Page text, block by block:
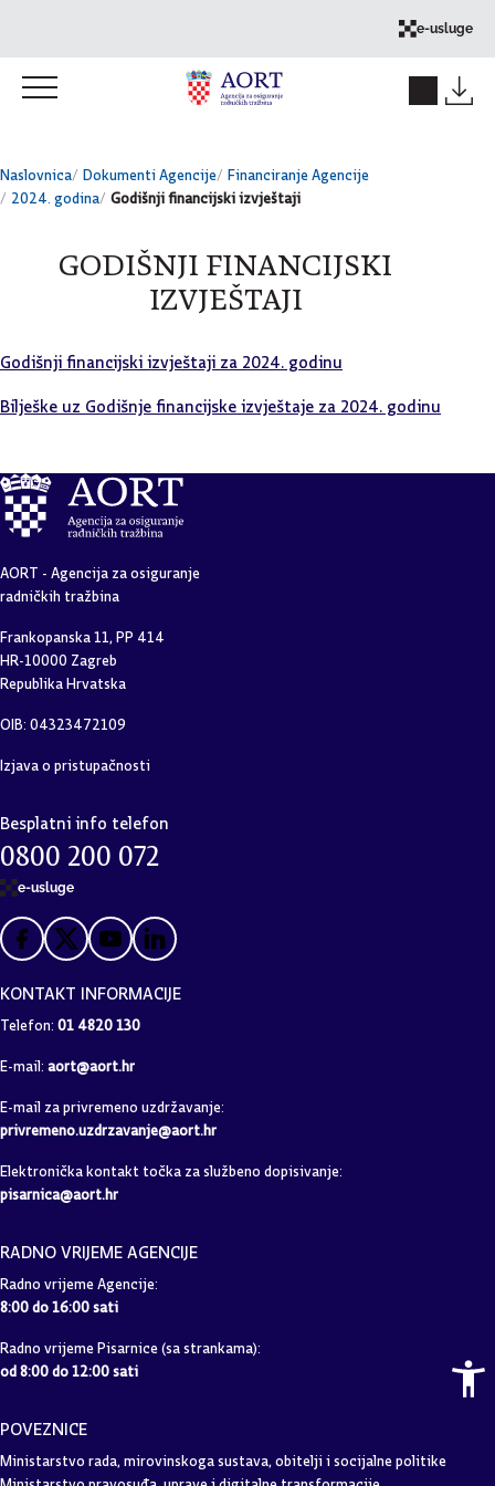
e-usluge
Naslovnica Dokumenti Agencije
Financiranje Agencije
2024. godina
Godišnji financijski izvještaji
GODIŠNJI FINANCIJSKI
IZVJEŠTAJI
Godišnji financijski izvještaji za 2024. godinu
Bilješke uz Godišnje financijske izvještaje za 2024. godinu
AORT - Agencija za osiguranje
radničkih tražbina
Frankopanska 11, PP 414
HR-10000 Zagreb
Republika Hrvatska
OIB: 04323472109
Izjava o pristupačnosti
Besplatni info telefon
0800 200 072
e-usluge
KONTAKT INFORMACIJE
Telefon: 01 4820 130
E-mail: aort@aort.hr
E-mail za privremeno uzdržavanje:
privremeno.uzdrzavanje@aort.hr
Elektronička kontakt točka za službeno dopisivanje:
pisarnica@aort.hr
RADNO VRIJEME AGENCIJE
Radno vrijeme Agencije:
8:00 do 16:00 sati
Radno vrijeme Pisarnice (sa strankama):
od 8:00 do 12:00 sati
POVEZNICE
Ministarstvo rada, mirovinskoga sustava, obitelji i socijalne politike
Ministarstvo pravosuđa, uprave i digitalne transformacije